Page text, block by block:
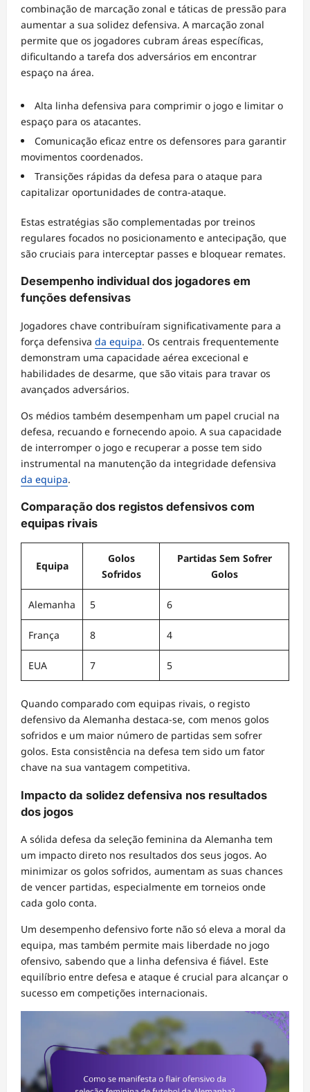
combinação de marcação zonal e táticas de pressão para
aumentar a sua solidez defensiva. A marcação zonal
permite que os jogadores cubram áreas específicas,
dificultando a tarefa dos adversários em encontrar
espaço na área.
Alta linha defensiva para comprimir o jogo e limitar o
espaço para os atacantes.
Comunicação eficaz entre os defensores para garantir
movimentos coordenados.
Transições rápidas da defesa para o ataque para
capitalizar oportunidades de contra-ataque.
Estas estratégias são complementadas por treinos
regulares focados no posicionamento e antecipação, que
são cruciais para interceptar passes e bloquear remates.
Desempenho individual dos jogadores em
funções defensivas
Jogadores chave contribuíram significativamente para a
força defensiva da equipa. Os centrais frequentemente
demonstram uma capacidade aérea excecional e
habilidades de desarme, que são vitais para travar os
avançados adversários.
Os médios também desempenham um papel crucial na
defesa, recuando e fornecendo apoio. A sua capacidade
de interromper o jogo e recuperar a posse tem sido
instrumental na manutenção da integridade defensiva
da equipa.
Comparação dos registos defensivos com
equipas rivais
Equipa
Golos
Sofridos
Partidas Sem Sofrer
Golos
Alemanha 5 6
França 8 4
EUA 7 5
Quando comparado com equipas rivais, o registo
defensivo da Alemanha destaca-se, com menos golos
sofridos e um maior número de partidas sem sofrer
golos. Esta consistência na defesa tem sido um fator
chave na sua vantagem competitiva.
Impacto da solidez defensiva nos resultados
dos jogos
A sólida defesa da seleção feminina da Alemanha tem
um impacto direto nos resultados dos seus jogos. Ao
minimizar os golos sofridos, aumentam as suas chances
de vencer partidas, especialmente em torneios onde
cada golo conta.
Um desempenho defensivo forte não só eleva a moral da
equipa, mas também permite mais liberdade no jogo
ofensivo, sabendo que a linha defensiva é fiável. Este
equilíbrio entre defesa e ataque é crucial para alcançar o
sucesso em competições internacionais.